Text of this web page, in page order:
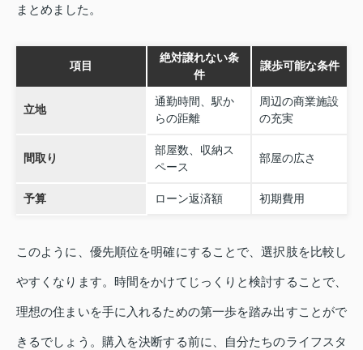
まとめました。
項目
絶対譲れない条
件
譲歩可能な条件
立地
通勤時間、駅か
らの距離
周辺の商業施設
の充実
間取り
部屋数、収納ス
ペース
部屋の広さ
予算 ローン返済額 初期費用
このように、優先順位を明確にすることで、選択肢を比較し
やすくなります。時間をかけてじっくりと検討することで、
理想の住まいを手に入れるための第一歩を踏み出すことがで
きるでしょう。購入を決断する前に、自分たちのライフスタ